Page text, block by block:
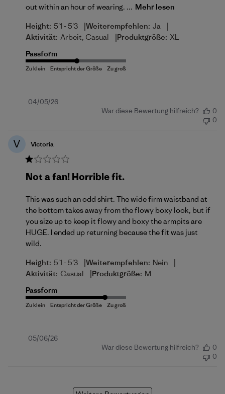
out within an hour of wearing. ... Mehr lesen
Height: 5'1 - 5'3 |Weiterempfehlen: Ja |
Aktivität: Arbeit, Casual |Produktgröße: XL
Passform
Veröffentlichungsdatum
04/05/26
War diese Bewertung hilfreich?
0
0
V Victoria
Not a fan! Horrible fit.
This was such an odd shirt. The wide firm waistband at
the bottom takes away from the flowy boxy look, but if
you size up to keep it flowy and boxy the armpits are
HUGE. I ended up returning because the fit was just
wild.
Height: 5'1 - 5'3 |Weiterempfehlen: Nein |
Aktivität: Casual |Produktgröße: M
Passform
Veröffentlichungsdatum
05/06/26
War diese Bewertung hilfreich?
0
0